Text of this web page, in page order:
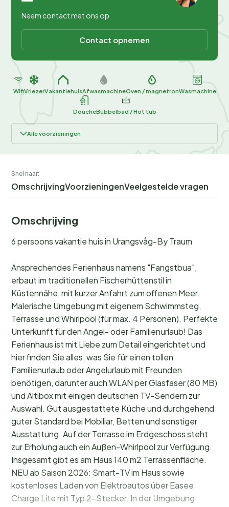
Neem contact met ons op
Contact opnemen
WifiVriezerVakantiehuisAfwasmachineOven / magnetronWasmachine
DoucheBubbelbad / Hot tub
Alle voorzieningen
Snel naar:
OmschrijvingVoorzieningenVeelgestelde vragen
Omschrijving
6 persoons vakantie huis in Urangsvåg-By Traum
Ansprechendes Ferienhaus namens "Fangstbua",
erbaut im traditionellen Fischerhüttenstil in
Küstennähe, mit kurzer Anfahrt zum offenen Meer.
Malerische Umgebung mit eigenem Schwimmsteg,
Terrasse und Whirlpool (für max. 4 Personen). Perfekte
Unterkunft für den Angel- oder Familienurlaub! Das
Ferienhaus ist mit Liebe zum Detail eingerichtet und
hier finden Sie alles, was Sie für einen tollen
Familienurlaub oder Angelurlaub mit Freunden
benötigen, darunter auch WLAN per Glasfaser (80 MB)
und Altibox mit einigen deutschen TV-Sendern zur
Auswahl. Gut ausgestattete Küche und durchgehend
guter Standard bei Mobiliar, Betten und sonstiger
Ausstattung. Auf der Terrasse im Erdgeschoss steht
zur Erholung auch ein Außen-Whirlpool zur Verfügung.
Insgesamt gibt es am Haus 140 m2 Terrassenfläche.
NEU ab Saison 2026: Smart-TV im Haus sowie
kostenloses Laden von Elektroautos über Easee
Charge Lite mit Typ 2-Stecker. In der Umgebung